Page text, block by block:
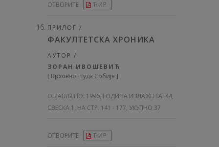
ОТВОРИТЕ ЋИР
ПРИЛОГ /
ФАКУЛТЕТСКА ХРОНИКА
АУТОР /
ЗОРАН ИВОШЕВИЋ
[ Врховног суда Србије ]
ОБЈАВЉЕНО: 1996, ГОДИНА ИЗЛАЖЕЊА: 44,
СВЕСКА 1, НА СТР. 141 - 177, УКУПНО 37
ОТВОРИТЕ ЋИР